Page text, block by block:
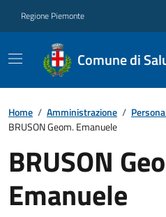
Regione Piemonte
Comune di
Home / Amministrazione /
BRUSON Geom. Emanuele
BRUSON
Emanuele